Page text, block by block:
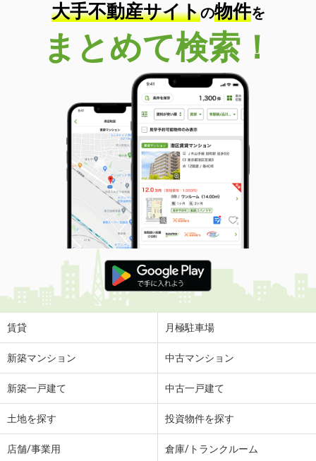
大手不動産サイトの物件を
まとめて検索！
賃貸 月極駐車場
新築マンション 中古マンション
新築一戸建て 中古一戸建て
土地を探す 投資物件を探す
店舗/事業用 倉庫/トランクルーム